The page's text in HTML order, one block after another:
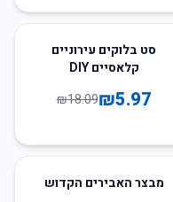
סט בלוקים עירוניים
קלאסיים DIY
₪5.97
₪18.09
51
מבצר האבירים הקדוש